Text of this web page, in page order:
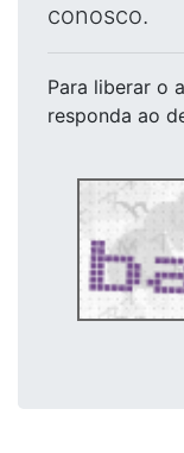
conosco.
Para liberar o
responda ao